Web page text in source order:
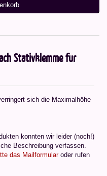
Stativklemme für
sich die Maximalhöhe
konnten wir leider (noch!)
Beschreibung verfassen.
das Mailformularoder rufen